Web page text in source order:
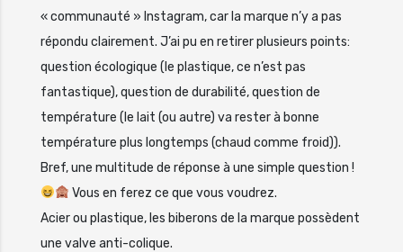
« communauté » Instagram, car la marque n’y a pas
répondu clairement. J’ai pu en retirer plusieurs points:
question écologique (le plastique, ce n’est pas
fantastique), question de durabilité, question de
température (le lait (ou autre) va rester à bonne
température plus longtemps (chaud comme froid)).
Bref, une multitude de réponse à une simple question !
Vous en ferez ce que vous voudrez.
Acier ou plastique, les biberons de la marque possèdent
une valve anti-colique.